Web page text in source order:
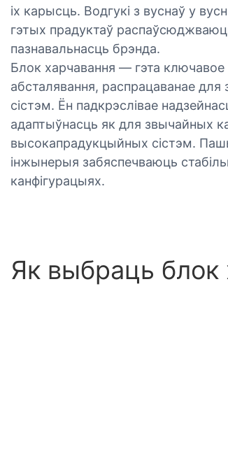
іх карысць. Водгукі з вуснаў у
гэтых прадуктаў
пазнавальнасць брэнда.
Блок харчавання — гэта
абсталявання, распрацаванае
сістэм. Ён падкрэслівае
адаптыўнасць як для звычайных
высокапрадукцыйных сістэм.
інжынерыя забяспечваюць
канфігурацыях.
Як выбраць блок